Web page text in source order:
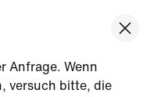
Anfrage. Wenn
versuch bitte, die